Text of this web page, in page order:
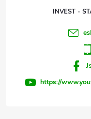
INVEST -
https://